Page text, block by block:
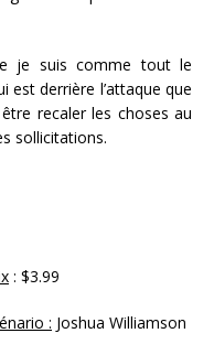
je suis comme tout le
derrière l’attaque que
recaler les choses au
sollicitations.
: $3.99
: Joshua Williamson